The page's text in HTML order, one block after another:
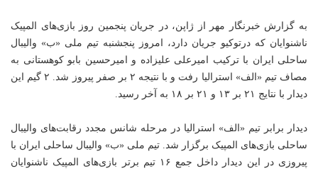
به گزارش خبرنگار مهر از ژاپن، در جریان پنجمین روز بازی‌های المپیک
ناشنوایان که درتوکیو جریان دارد، امروز پنجشنبه تیم ملی «ب» والیبال
ساحلی ایران با ترکیب امیرعلی علیزاده و امیرحسین بابو کوهستانی به
مصاف تیم «الف» استرالیا رفت و با نتیجه ۲ بر صفر پیروز شد. ۲
گیم این
دیدار با نتایج ۲۱ بر ۱۳ و ۲۱ بر ۱۸ به آخر رسید.
دیدار برابر تیم «الف» استرالیا در مرحله شانس مجدد رقابت‌های والیبال
ساحلی بازی‌های المپیک برگزار شد. تیم ملی «ب» والیبال ساحلی ایران با
پیروزی در این دیدار داخل جمع ۱۶ تیم برتر بازی‌های المپیک ناشنوایان